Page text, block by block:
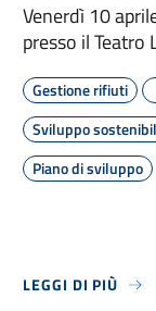
Venerdì 10
presso il Teatro
Gestione rifiuti
Sviluppo
Piano di sviluppo
LEGGI DI PIÙ